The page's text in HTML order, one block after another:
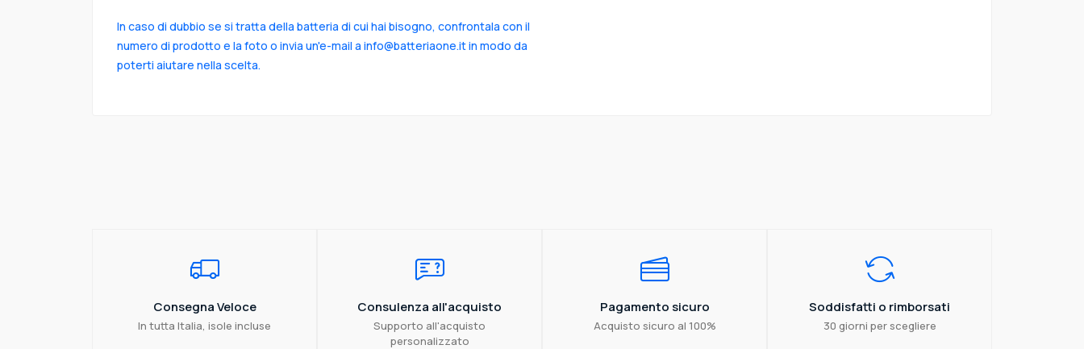
In caso di dubbio se si tratta della batteria di cui hai bisogno, confrontala con il
numero di prodotto e la foto o invia un'e-mail a info@batteriaone.it in modo da
poterti aiutare nella scelta.
Consegna Veloce
In tutta Italia, isole incluse
Consulenza all'acquisto
Supporto all'acquisto
personalizzato
Pagamento sicuro
Acquisto sicuro al 100%
Soddisfatti o rimborsati
30 giorni per scegliere